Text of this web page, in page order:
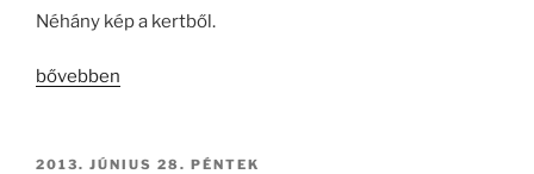
Néhány kép a kertből.
„Pár
kertből
bővebben
BEKÜLDVE:
2013. JÚNIUS 28. PÉNTEK